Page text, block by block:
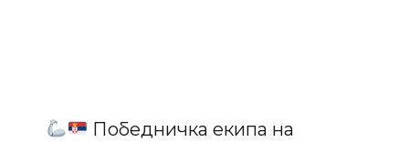
Победничка екипа на